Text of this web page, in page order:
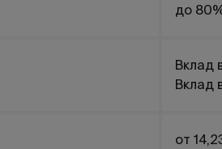
до
Вклад
Вклад
от